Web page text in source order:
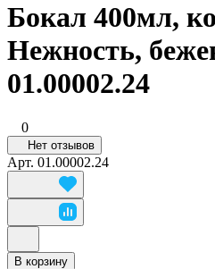
Бокал 400мл,
Нежность,
01.00002.24
0
Нет отзывов
Арт. 01.00002.24
В корзину